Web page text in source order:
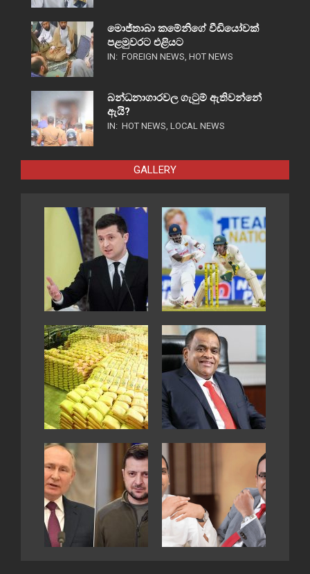
මොජ්තාබා කමේනිගේ වීඩියෝවක්
පළමුවරට එළියට
IN: FOREIGN NEWS, HOT NEWS
බන්ධනාගාරවල ගැටුම් ඇතිවන්නේ
ඇයි?
IN: HOT NEWS, LOCAL NEWS
GALLERY